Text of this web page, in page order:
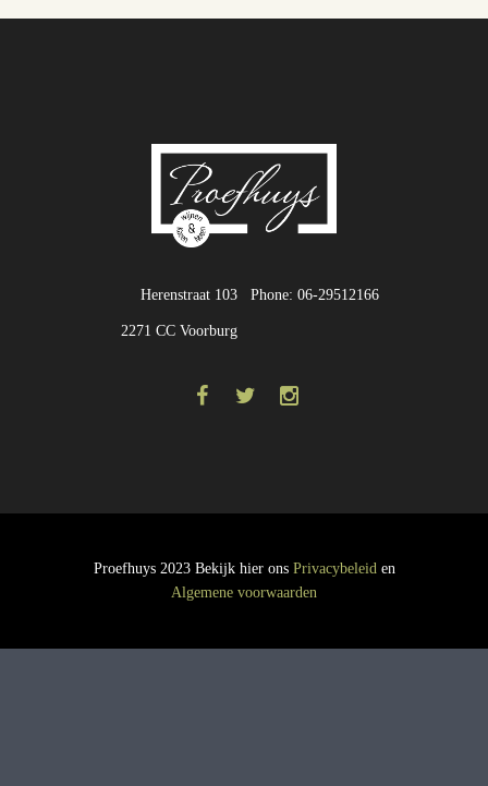
Phone: 06-29512166
Herenstraat 103
2271 CC Voorburg
Proefhuys 2023 Bekijk hier ons Privacybeleiden
Algemene voorwaarden